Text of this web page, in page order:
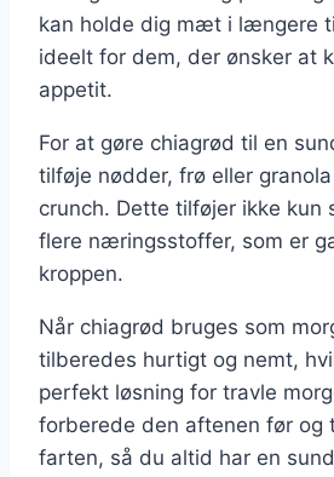
kan holde dig mæt i længere
ideelt for dem, der ønsker at
appetit.
For at gøre chiagrød til en
tilføje nødder, frø eller
crunch. Dette tilføjer ikke kun
flere næringsstoffer, som er
kroppen.
Når chiagrød bruges som
tilberedes hurtigt og nemt,
perfekt løsning for travle
forberede den aftenen før og
farten, så du altid har en